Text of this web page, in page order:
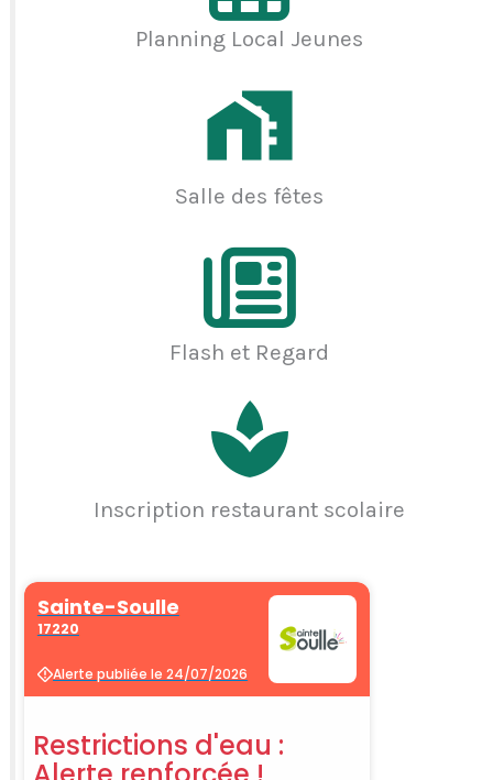
Planning Local Jeunes
Salle des fêtes
Flash et Regard
Inscription restaurant scolaire